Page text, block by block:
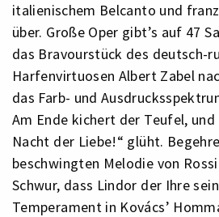
italienischem Belcanto und
über. Große Oper gibt’s auf 47
das Bravourstück des deutsch-
Harfenvirtuosen Albert Zabel
das Farb- und
Am Ende kichert der Teufel, und
Nacht der Liebe!“ glüht.
beschwingten Melodie von
Schwur, dass Lindor der Ihre
Temperament in Kovács’